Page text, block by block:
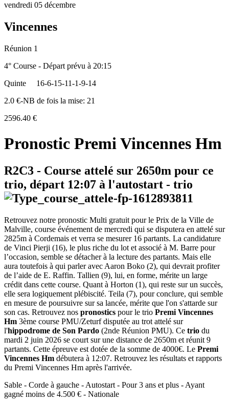
vendredi 05 décembre
Vincennes
Réunion 1
4° Course - Départ prévu à 20:15
Quinte
16-6-15-11-1-9-14
2.0 €-NB de fois la mise: 21
2596.40 €
Pronostic Premi Vincennes Hm
R2C3 - Course attelé sur 2650m pour ce
trio, départ 12:07 à l'autostart - trio
Retrouvez notre pronostic Multi gratuit pour le Prix de la Ville de
Malville, course événement de mercredi qui se disputera en attelé sur
2825m à Cordemais et verra se mesurer 16 partants. La candidature
de Vinci Pierji (16), le plus riche du lot et associé à M. Barre pour
l’occasion, semble se détacher à la lecture des partants. Mais elle
aura toutefois à qui parler avec Aaron Boko (2), qui devrait profiter
de l’aide de E. Raffin. Tallien (9), lui, en forme, mérite un large
crédit dans cette course. Quant à Horton (1), qui reste sur un succès,
elle sera logiquement plébiscité. Teila (7), pour conclure, qui semble
en mesure de poursuivre sur sa lancée, mérite que l'on s'attarde sur
son cas. Retrouvez nos pronostics pour le trio Premi Vincennes
Hm 3ème course PMU/Zeturf disputée au trot attelé sur
l'hippodrome de Son Pardo (2nde Réunion PMU). Ce trio du
mardi 2 juin 2026 se court sur une distance de 2650m et réunit 9
partants. Cette épreuve est dotée de la somme de 4000€. Le Premi
Vincennes Hm débutera à 12:07. Retrouvez les résultats et rapports
du Premi Vincennes Hm après l'arrivée.
Sable - Corde à gauche - Autostart - Pour 3 ans et plus - Ayant
gagné moins de 4.500 € - Nationale